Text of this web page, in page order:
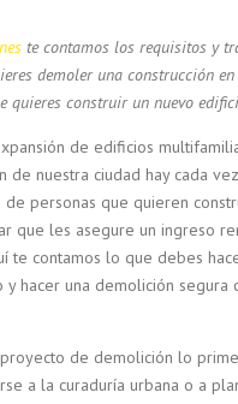
te contamos los requisitos y
demoler una construcción
quieres construir un nuevo
de edificios
de nuestra ciudad hay cada
personas que quieren
que les asegure un ingreso
te contamos lo que debes
hacer una demolición segura
de demolición lo
a la curaduría urbana o a